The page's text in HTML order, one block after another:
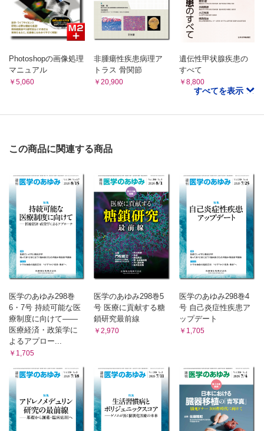
Photoshopの画像処理
マニュアル
￥5,060
非腫瘍性疾患病理ア
トラス 骨関節
￥20,900
遺伝性甲状腺疾患の
すべて
￥8,800
すべてを表示
この商品に関連する商品
医学のあゆみ298巻
6・7号 持続可能な医
療制度に向けて――
医療経済・政策学に
よるアプロー...
￥1,705
医学のあゆみ298巻5
号 医療に貢献する糖
鎖研究最前線
￥2,970
医学のあゆみ298巻4
号 自己炎症性疾患ア
ップデート
￥1,705